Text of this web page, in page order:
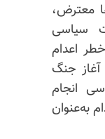
معترض،
سیاسی
اعدام
آغاز جنگ
سیاسی انجام
به‌عنوان